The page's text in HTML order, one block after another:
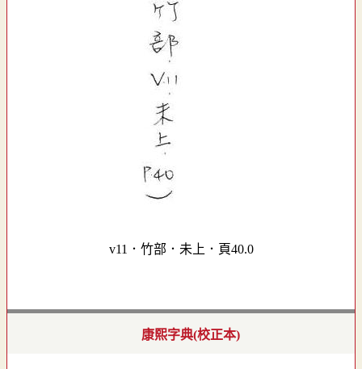
v11．竹部．未上．頁40.0
康熙字典(校正本)